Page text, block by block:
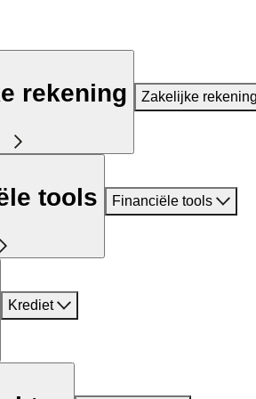
rekening Zakelijke
tools Financiële tools
Krediet